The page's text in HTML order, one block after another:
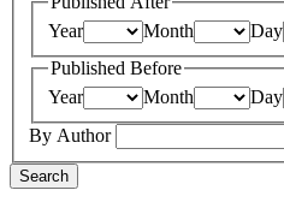
Year
Month
Day
Published Before
Year
Month
Day
By Author
Search